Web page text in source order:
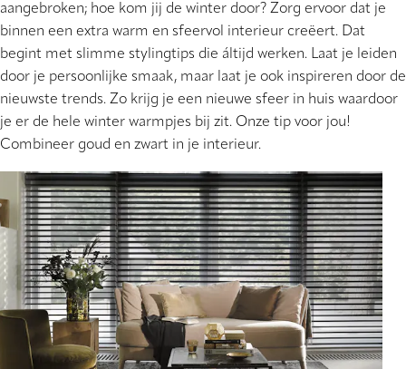
aangebroken; hoe kom jij de winter door? Zorg ervoor dat je
binnen een extra warm en sfeervol interieur creëert. Dat
begint met slimme stylingtips die áltijd werken. Laat je leiden
door je persoonlijke smaak, maar laat je ook inspireren door de
nieuwste trends. Zo krijg je een nieuwe sfeer in huis waardoor
je er de hele winter warmpjes bij zit. Onze tip voor jou!
Combineer goud en zwart in je interieur.